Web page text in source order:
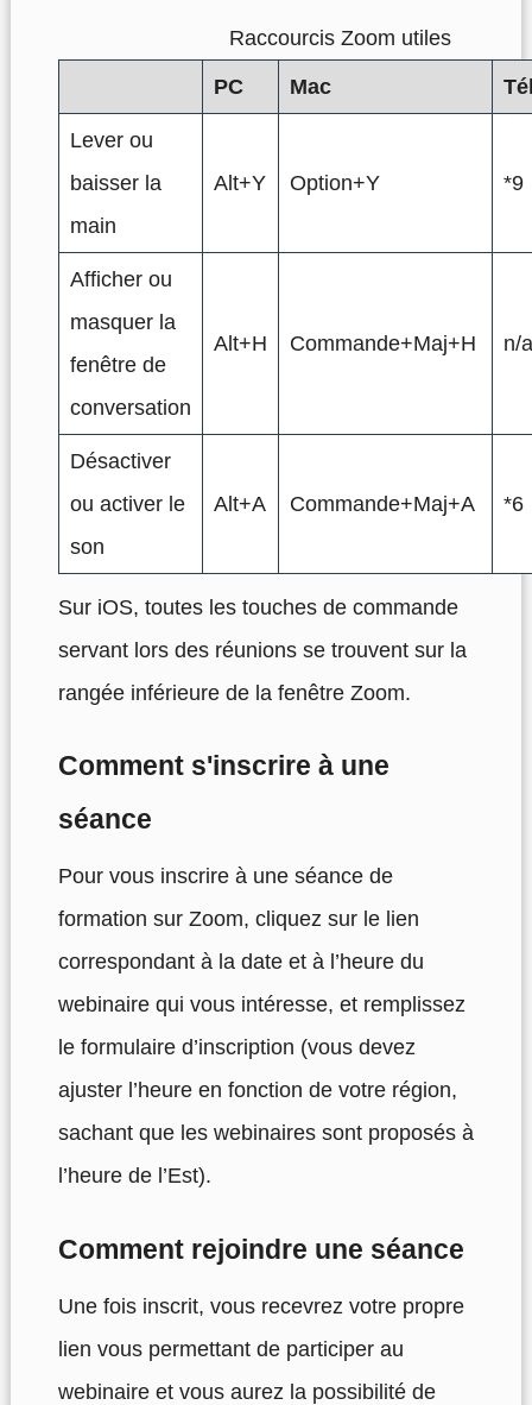
Raccourcis Zoom utiles
PC Mac
Lever ou
baisser la
main
Alt+Y Option+Y *9
Afficher ou
masquer la
fenêtre de
conversation
Alt+H Commande+Maj+H n/a
Désactiver
ou activer le
son
Alt+A Commande+Maj+A *6
Sur iOS, toutes les touches de commande
servant lors des réunions se trouvent sur la
rangée inférieure de la fenêtre Zoom.
Comment s'inscrire à une
séance
Pour vous inscrire à une séance de
formation sur Zoom, cliquez sur le lien
correspondant à la date et à l’heure du
webinaire qui vous intéresse, et remplissez
le formulaire d’inscription (vous devez
ajuster l’heure en fonction de votre région,
sachant que les webinaires sont proposés à
l’heure de l’Est).
Comment rejoindre une séance
Une fois inscrit, vous recevrez votre propre
lien vous permettant de participer au
webinaire et vous aurez la possibilité de